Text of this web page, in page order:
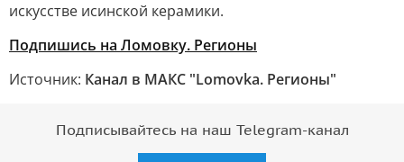
искусстве исинской керамики.
Подпишись на Ломовку. Регионы
Источник: Канал в МАКС "Lomovka. Регионы"
Подписывайтесь на наш Telegram-канал